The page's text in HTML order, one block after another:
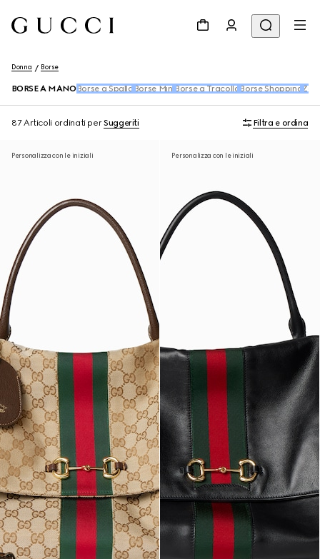
Donna Borse
BORSE A MANO Borse a Spalla Borse Mini Borse a Tracolla Borse Shopping
87 Articoli ordinati perSuggeriti Filtra e ordina
Personalizza con le iniziali Personalizza con le iniziali